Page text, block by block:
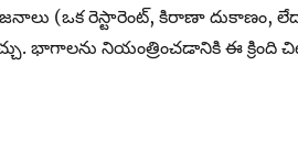
(ఒక రెస్టారెంట్, కిరాణా దుకాణం,
భాగాలను నియంత్రించడానికి ఈ క్రింది